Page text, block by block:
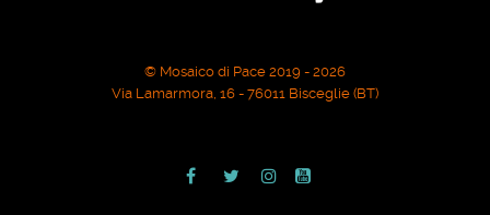
© Mosaico di Pace 2019 - 2026
Via Lamarmora, 16 - 76011 Bisceglie (BT)